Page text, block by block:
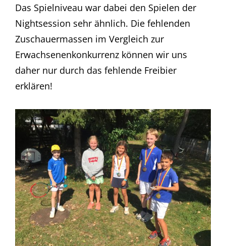
Das Spielniveau war dabei den Spielen der
Nightsession sehr ähnlich. Die fehlenden
Zuschauermassen im Vergleich zur
Erwachsenenkonkurrenz können wir uns
daher nur durch das fehlende Freibier
erklären!